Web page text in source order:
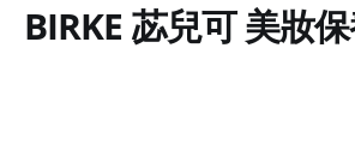
BIRKE 苾兒可 美妝